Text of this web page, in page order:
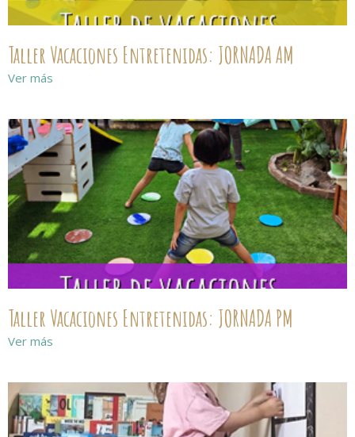
Taller Vacaciones Entretenidas: JORNADA AM
Ver más
Taller Vacaciones Entretenidas: JORNADA PM
Ver más